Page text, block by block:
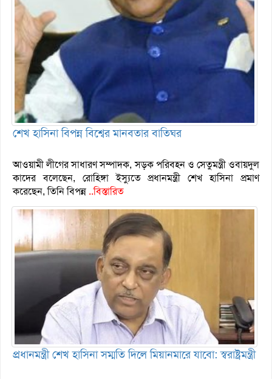
শেখ হাসিনা বিপন্ন বিশ্বের মানবতার বাতিঘর
আওয়ামী লীগের সাধারণ সম্পাদক, সড়ক পরিবহন ও সেতুমন্ত্রী ওবায়দুল
কাদের বলেছেন, রোহিঙ্গা ইস্যুতে প্রধানমন্ত্রী শেখ হাসিনা প্রমাণ
করেছেন, তিনি বিপন্ন ..বিস্তারিত
প্রধানমন্ত্রী শেখ হাসিনা সম্মতি দিলে মিয়ানমারে যাবো: স্বরাষ্ট্রমন্ত্রী